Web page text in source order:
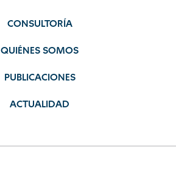
CONSULTORÍA
QUIÉNES SOMOS
PUBLICACIONES
ACTUALIDAD